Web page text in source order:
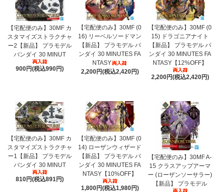
【宅配便のみ】30MF カ
スタマイズストラクチャ
ー2【新品】 プラモデル
バンダイ 30 MINUT
900円(税込990円)
【宅配便のみ】30MF (0
16) リーベルソードマン
【新品】 プラモデル バ
ンダイ 30 MINUTES FA
NTASY
2,200円(税込2,420円)
【宅配便のみ】30MF (0
15) ドラゴニアナイト
【新品】 プラモデル バ
ンダイ 30 MINUTES FA
NTASY【12%OFF】
2,200円(税込2,420円)
【宅配便のみ】30MF カ
スタマイズストラクチャ
ー1【新品】 プラモデル
バンダイ 30 MINUT
810円(税込891円)
【宅配便のみ】30MF (0
14) ローザンウィザード
【新品】 プラモデル バ
ンダイ 30 MINUTES FA
NTASY【10%OFF】
1,800円(税込1,980円)
【宅配便のみ】30MF A-
15 クラスアップアーマ
ー (ローザンソーサラー)
【新品】 プラモデル